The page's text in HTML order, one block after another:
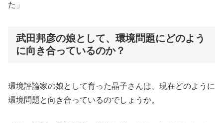
た」
武田邦彦の娘として、環境問題にどのよう
に向き合っているのか？
環境評論家の娘として育った晶子さんは、現在どのように
環境問題と向き合っているのでしょうか。